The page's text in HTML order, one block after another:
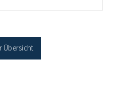
sich zu energetischer
[…]
Übersicht